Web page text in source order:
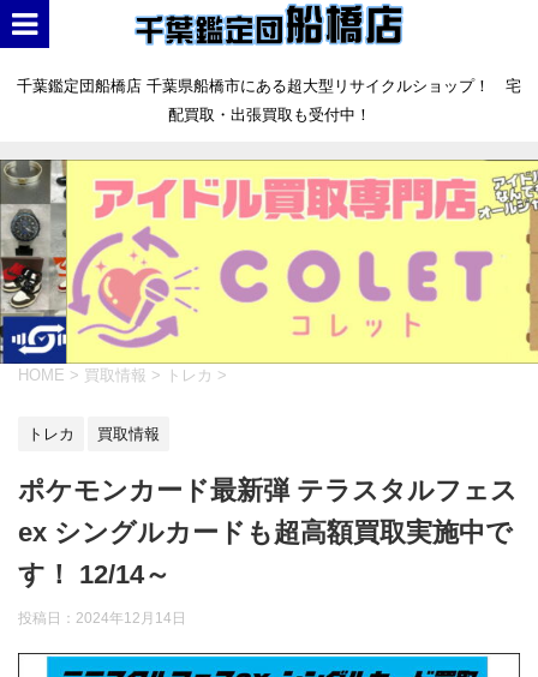
千葉鑑定団船橋店 千葉県船橋市にある超大型リサイクルショップ！ 宅
配買取・出張買取も受付中！
HOME > 買取情報 > トレカ >
トレカ 買取情報
ポケモンカード最新弾 テラスタルフェス
ex シングルカードも超高額買取実施中で
す！ 12/14～
投稿日： 2024年12月14日